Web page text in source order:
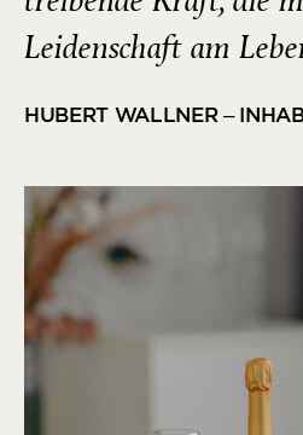
Leidenschaft am
HUBERT WALLNER –